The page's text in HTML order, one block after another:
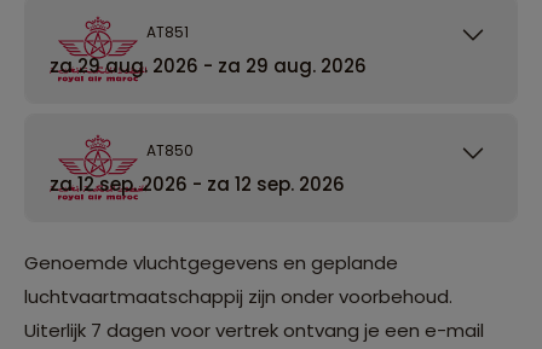
AT851
za 29 aug. 2026 - za 29 aug. 2026
AT850
za 12 sep. 2026 - za 12 sep. 2026
Genoemde vluchtgegevens en geplande
luchtvaartmaatschappij zijn onder voorbehoud.
Uiterlijk 7 dagen voor vertrek ontvang je een e-mail